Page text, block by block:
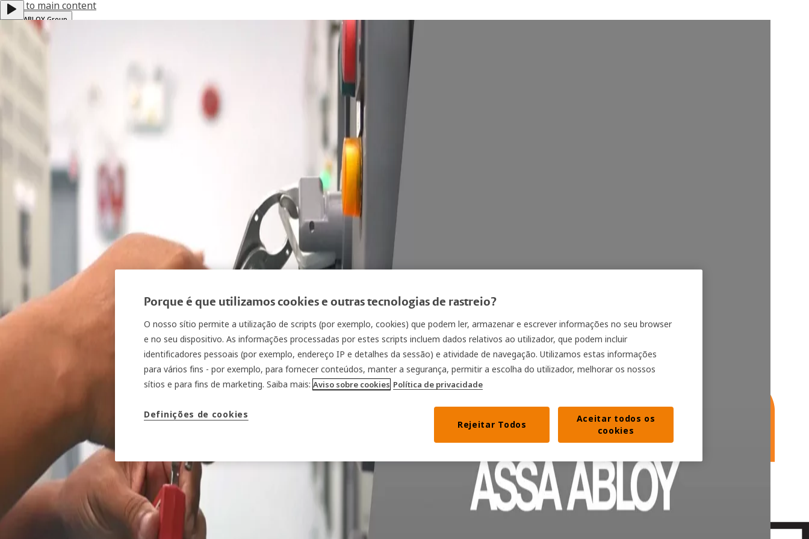
Jump to main content
ASSA ABLOY Group
Soluções
Serviços
Soluções para setores
Porque é que utilizamos cookies e outras tecnologias de rastreio?
O nosso sítio permite a utilização de scripts (por exemplo, cookies) que podem ler, armazenar e escrever informações no seu browser
e no seu dispositivo. As informações processadas por estes scripts incluem dados relativos ao utilizador, que podem incluir
identificadores pessoais (por exemplo, endereço IP e detalhes da sessão) e atividade de navegação. Utilizamos estas informações
para vários fins - por exemplo, para fornecer conteúdos, manter a segurança, permitir a escolha do utilizador, melhorar os nossos
sítios e para fins de marketing. Saiba mais: Aviso sobre cookies Política de privacidade
Definições de cookies
Rejeitar Todos
Aceitar todos os
cookies